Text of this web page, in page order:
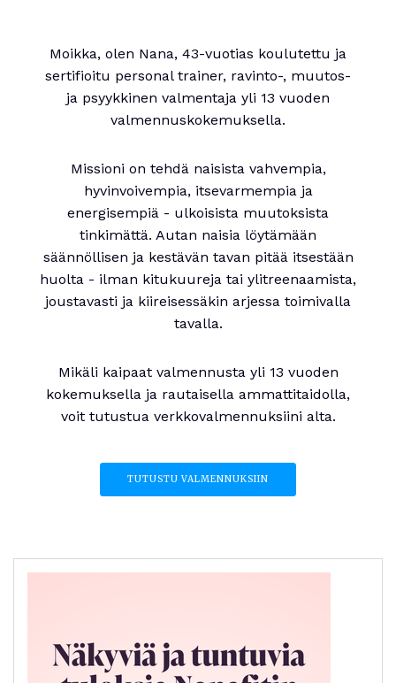
Moikka, olen Nana, 43-vuotias koulutettu ja
sertifioitu personal trainer, ravinto-, muutos-
ja psyykkinen valmentaja yli 13 vuoden
valmennuskokemuksella.
Missioni on tehdä naisista vahvempia,
hyvinvoivempia, itsevarmempia ja
energisempiä - ulkoisista muutoksista
tinkimättä. Autan naisia löytämään
säännöllisen ja kestävän tavan pitää itsestään
huolta - ilman kitukuureja tai ylitreenaamista,
joustavasti ja kiireisessäkin arjessa toimivalla
tavalla.
Mikäli kaipaat valmennusta yli 13 vuoden
kokemuksella ja rautaisella ammattitaidolla,
voit tutustua verkkovalmennuksiini alta.
TUTUSTU VALMENNUKSIIN